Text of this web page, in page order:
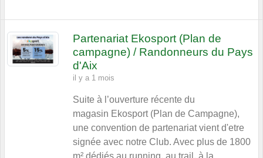
Partenariat Ekosport (Plan de
campagne) / Randonneurs du Pays
d'Aix
il y a 1 mois
Suite à l’ouverture récente du
magasin Ekosport (Plan de Campagne),
une convention de partenariat vient d'etre
signée avec notre Club. Avec plus de 1800
m² dédiés au running, au trail, à la